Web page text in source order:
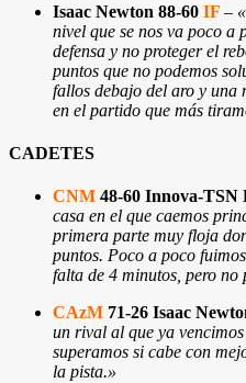
Isaac Newton 88-60 IF –
nivel que se nos va poco a
defensa y no proteger el
puntos que no podemos
fallos debajo del aro y una
en el partido que más
CADETES
CNM 48-60 Innova-TSN
casa en el que caemos
primera parte muy floja
puntos. Poco a poco
falta de 4 minutos, pero no
CAzM 71-26 Isaac
un rival al que ya
superamos si cabe con
la pista.»